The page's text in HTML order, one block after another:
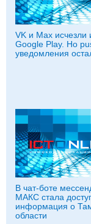
VK и Max исчезли
Google Play. Но
уведомления
В чат-боте
МАКС стала
информация о
области